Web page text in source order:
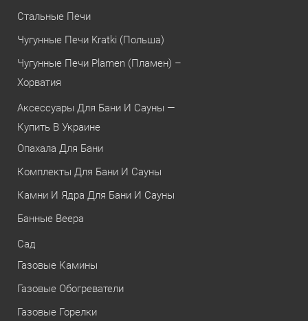
Стальные Печи
Чугунные Печи Kratki (Польша)
Чугунные Печи Plamen (Пламен) –
Хорватия
Аксессуары Для Бани И Сауны —
Купить В Украине
Опахала Для Бани
Комплекты Для Бани И Сауны
Камни И Ядра Для Бани И Сауны
Банные Веера
Сад
Газовые Камины
Газовые Обогреватели
Газовые Горелки